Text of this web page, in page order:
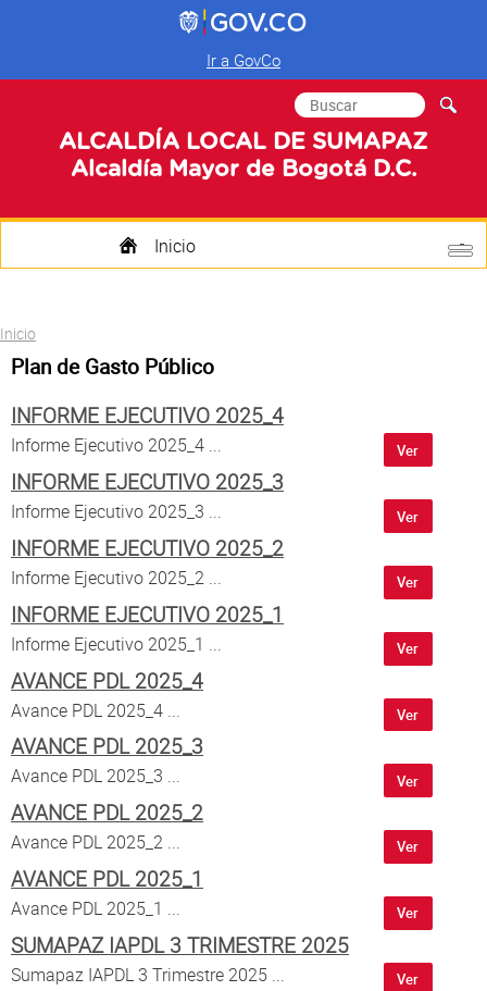
Ir a GovCo
ALCALDÍA LOCAL DE SUMAPAZ
Alcaldía Mayor de Bogotá D.C.
Formulario de
búsqueda
Buscar
Inicio
Participa
Atención al Ciudadano
Usted está aquí
Inicio
Plan de Gasto Público
INFORME EJECUTIVO 2025_4
Informe Ejecutivo 2025_4 ... Ver
INFORME EJECUTIVO 2025_3
Informe Ejecutivo 2025_3 ... Ver
INFORME EJECUTIVO 2025_2
Informe Ejecutivo 2025_2 ... Ver
INFORME EJECUTIVO 2025_1
Informe Ejecutivo 2025_1 ... Ver
AVANCE PDL 2025_4
Avance PDL 2025_4 ... Ver
AVANCE PDL 2025_3
Avance PDL 2025_3 ... Ver
AVANCE PDL 2025_2
Avance PDL 2025_2 ... Ver
AVANCE PDL 2025_1
Avance PDL 2025_1 ... Ver
SUMAPAZ IAPDL 3 TRIMESTRE 2025
Sumapaz IAPDL 3 Trimestre 2025 ... Ver